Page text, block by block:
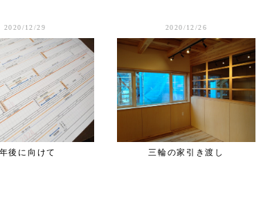
2020/12/29
後に向けて
2020/12/26
三輪の家引き渡し